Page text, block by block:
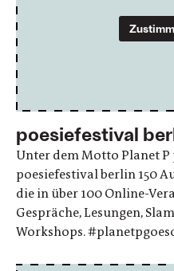
poesiefestival
Unter dem Motto Planet
poesiefestival berlin 150
die in über 100 Online-
Gespräche, Lesungen,
Workshops.